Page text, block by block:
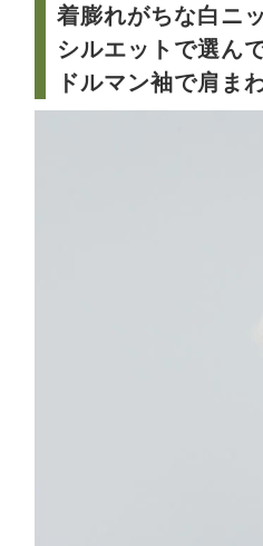
着膨れがちな白ニ
シルエットで選ん
ドルマン袖で肩ま